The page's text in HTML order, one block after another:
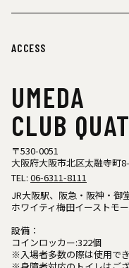
ACCESS
UMEDA
CLUB
〒530-0051
大阪府大阪市北区太融寺町
TEL: 06-6311-8111
JR大阪駅、阪急・阪神・御
ホワイティ梅田イーストモ
設備：
コインロッカー:322個
※入場者多数の際は使用で